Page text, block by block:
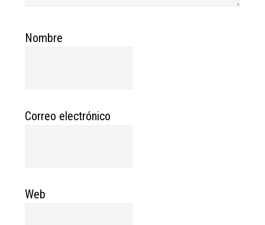
Nombre
Correo electrónico
Web